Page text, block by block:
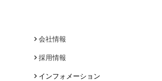
会社情報
採用情報
インフォメーション